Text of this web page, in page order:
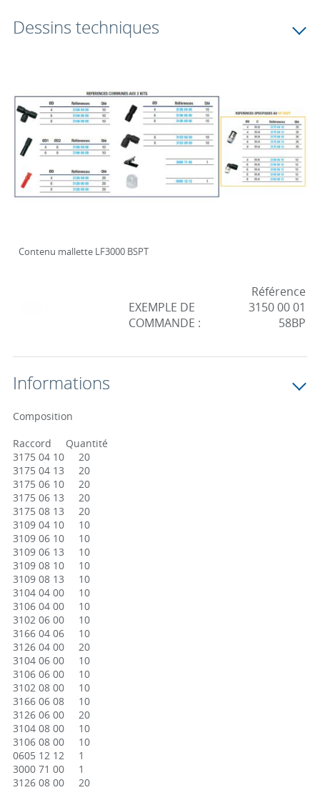
Dessins techniques
Contenu mallette LF3000 BSPT
EXEMPLE DE
COMMANDE :
Référence
3150 00 01
58BP
Informations
Composition
Raccord Quantité
3175 04 10 20
3175 04 13 20
3175 06 10 20
3175 06 13 20
3175 08 13 20
3109 04 10 10
3109 06 10 10
3109 06 13 10
3109 08 10 10
3109 08 13 10
3104 04 00 10
3106 04 00 10
3102 06 00 10
3166 04 06 10
3126 04 00 20
3104 06 00 10
3106 06 00 10
3102 08 00 10
3166 06 08 10
3126 06 00 20
3104 08 00 10
3106 08 00 10
0605 12 12 1
3000 71 00 1
3126 08 00 20